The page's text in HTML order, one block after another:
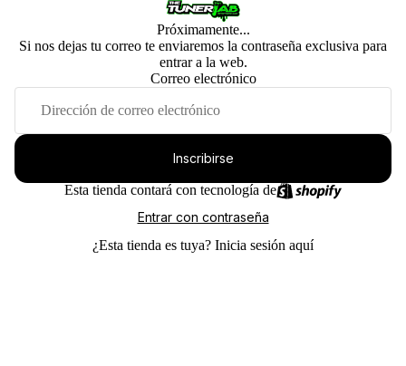
Próximamente...
Si nos dejas tu correo te enviaremos la contraseña exclusiva para
entrar a la web.
Correo electrónico
Inscribirse
Esta tienda contará con tecnología de
Entrar con contraseña
¿Esta tienda es tuya? Inicia sesión aquí